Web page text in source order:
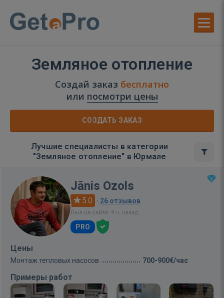
Земляное отопление
Создай заказ бесплатно
или посмотри цены
СОЗДАТЬ ЗАКАЗ
Лучшие специалисты в категории
"Земляное отопление" в Юрмале
Jānis Ozols
5.0 · 26 отзывов
Был на сайте: 9 ч. назад
PRO
Цены
Монтаж тепловых насосов 700-900€/час
Примеры работ